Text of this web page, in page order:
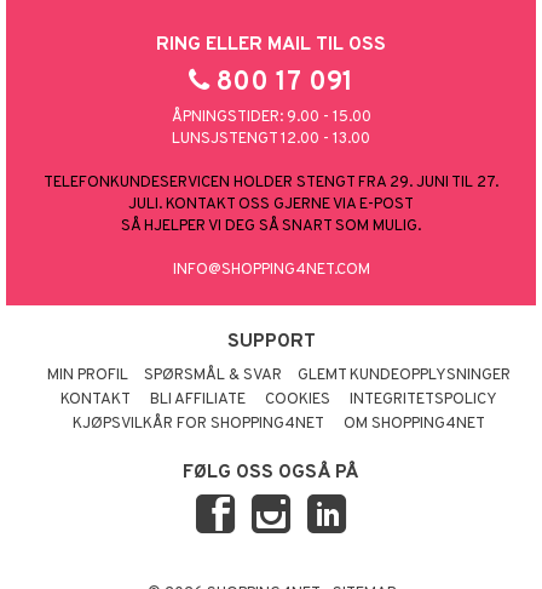
RING ELLER MAIL TIL OSS
800 17 091
ÅPNINGSTIDER: 9.00 - 15.00
LUNSJSTENGT 12.00 - 13.00
TELEFONKUNDESERVICEN HOLDER STENGT FRA 29. JUNI TIL 27.
JULI. KONTAKT OSS GJERNE VIA E-POST
SÅ HJELPER VI DEG SÅ SNART SOM MULIG.
INFO@SHOPPING4NET.COM
SUPPORT
MIN PROFIL SPØRSMÅL & SVAR
GLEMT KUNDEOPPLYSNINGER
KONTAKT
BLI AFFILIATE COOKIES
INTEGRITETSPOLICY
KJØPSVILKÅR FOR SHOPPING4NET
OM SHOPPING4NET
FØLG OSS OGSÅ PÅ